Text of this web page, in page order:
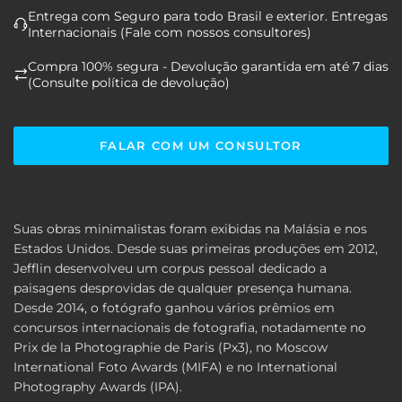
Entrega com Seguro para todo Brasil e exterior. Entregas
Internacionais (Fale com nossos consultores)
Compra 100% segura - Devolução garantida em até 7 dias
(Consulte política de devolução)
FALAR COM UM CONSULTOR
Suas obras minimalistas foram exibidas na Malásia e nos
Estados Unidos. Desde suas primeiras produções em 2012,
Jefflin desenvolveu um corpus pessoal dedicado a
paisagens desprovidas de qualquer presença humana.
Desde 2014, o fotógrafo ganhou vários prêmios em
concursos internacionais de fotografia, notadamente no
Prix de la Photographie de Paris (Px3), no Moscow
International Foto Awards (MIFA) e no International
Photography Awards (IPA).